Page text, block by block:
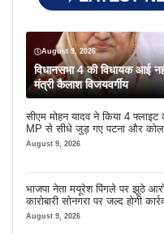
August 9, 2026
विधानसभा 4 की विधायक आई
मंत्री कैलाश विजयवर्गीय
सीएम मोहन यादव ने किया 4
MP से सीधे जुड़ गए पटना और
August 9, 2026
भाजपा नेता मयूरेश पिंगले पर झूठे
कारोबारी सोनगरा पर जल्द होगी
August 9, 2026